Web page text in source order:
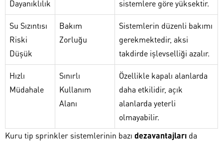
Dayanıklılık
sistemlere göre yüksektir.
Su Sızıntısı
Riski
Düşük
Bakım
Zorluğu
Sistemlerin düzenli bakımı
gerekmektedir, aksi
takdirde işlevselliği azalır.
Hızlı
Müdahale
Sınırlı
Kullanım
Alanı
Özellikle kapalı alanlarda
daha etkilidir, açık
alanlarda yeterli
olmayabilir.
Kuru tip sprinkler sistemlerinin bazı dezavantajları da